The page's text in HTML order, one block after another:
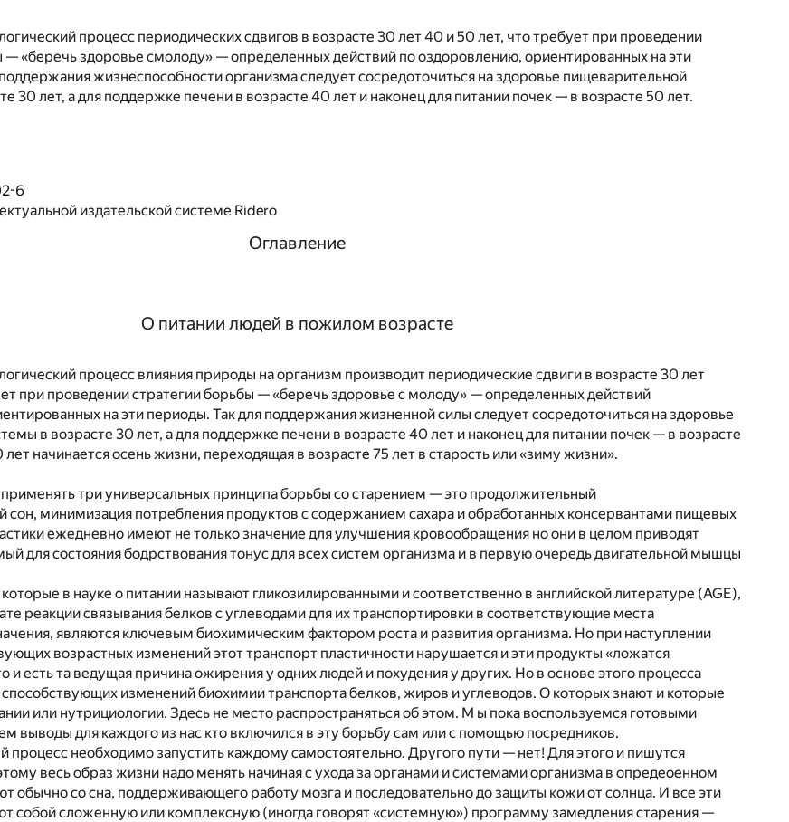
процесс периодических сдвигов в возрасте 30 лет 40 и 50 лет, что требует при проведении
— «беречь здоровье смолоду» — определенных действий по оздоровлению, ориентированных на эти
жизнеспособности организма следует сосредоточиться на здоровье пищеварительной
30 лет, а для поддержке печени в возрасте 40 лет и наконец для питании почек — в возрасте 50 лет.
6
издательской системе Ridero
Оглавление
О питании людей в пожилом возрасте
процесс влияния природы на организм производит периодические сдвиги в возрасте 30 лет
при проведении стратегии борьбы — «беречь здоровье с молоду» — определенных действий
на эти периоды. Так для поддержания жизненной силы следует сосредоточиться на здоровье
в возрасте 30 лет, а для поддержке печени в возрасте 40 лет и наконец для питании почек — в возрасте
начинается осень жизни, переходящая в возрасте 75 лет в старость или «зиму жизни».
три универсальных принципа борьбы со старением — это продолжительный
сон, минимизация потребления продуктов с содержанием сахара и обработанных консервантами пищевых
ежедневно имеют не только значение для улучшения кровообращения но они в целом приводят
для состояния бодрствования тонус для всех систем организма и в первую очередь двигательной мышцы
в науке о питании называют гликозилированными и соответственно в английской литературе (AGE),
реакции связывания белков с углеводами для их транспортировки в соответствующие места
являются ключевым биохимическим фактором роста и развития организма. Но при наступлении
возрастных изменений этот транспорт пластичности нарушается и эти продукты «ложатся
и есть та ведущая причина ожирения у одних людей и похудения у других. Но в основе этого процесса
изменений биохимии транспорта белков, жиров и углеводов. О которых знают и которые
или нутрициологии. Здесь не место распространяться об этом. М ы пока воспользуемся готовыми
выводы для каждого из нас кто включился в эту борьбу сам или с помощью посредников.
процесс необходимо запустить каждому самостоятельно. Другого пути — нет! Для этого и пишутся
весь образ жизни надо менять начиная с ухода за органами и системами организма в опредеоенном
обычно со сна, поддерживающего работу мозга и последовательно до защиты кожи от солнца. И все эти
собой сложенную или комплексную (иногда говорят «системную») программу замедления старения —